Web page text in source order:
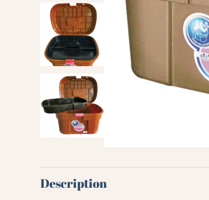
Description